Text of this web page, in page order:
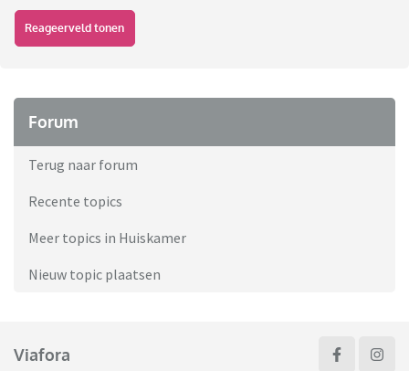
Reageerveld tonen
Forum
Terug naar forum
Recente topics
Meer topics in Huiskamer
Nieuw topic plaatsen
Viafora